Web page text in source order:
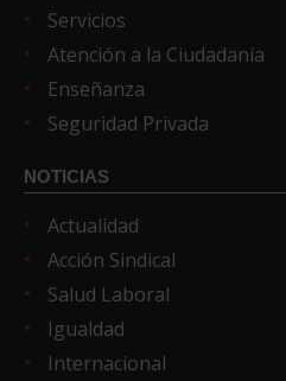
Servicios
Atención a la Ciudadanía
Enseñanza
Seguridad Privada
NOTICIAS
Actualidad
Acción Sindical
Salud Laboral
Igualdad
Internacional